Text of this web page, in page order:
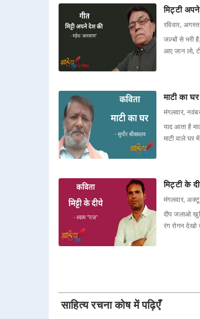
मिट्टी
रविवार,
जज़्बों से भरी
आए जान लो,
माटी का
मंगलवार,
याद आता है
माटी वाले
मिट्टी के
मंगलवार,
दीप जलाओ
रंग रोगन देखो
साहित्य रचना कोष में पढ़िएँ